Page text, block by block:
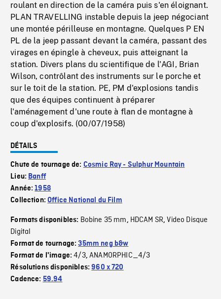
roulant en direction de la caméra puis s'en éloignant.
PLAN TRAVELLING instable depuis la jeep négociant
une montée périlleuse en montagne. Quelques P EN
PL de la jeep passant devant la caméra, passant des
virages en épingle à cheveux, puis atteignant la
station. Divers plans du scientifique de l'AGI, Brian
Wilson, contrôlant des instruments sur le porche et
sur le toit de la station. PE, PM d'explosions tandis
que des équipes continuent à préparer
l'aménagement d'une route à flan de montagne à
coup d'explosifs. (00/07/1958)
DÉTAILS
Chute de tournage de: Cosmic Ray - Sulphur Mountain
Lieu: Banff
Année:1958
Collection:Office National du Film
Formats disponibles: Bobine 35 mm, HDCAM SR,Video Disque
Digital
Format de tournage:35mm neg b&w
Format de l'image:4/3,ANAMORPHIC_4/3
Résolutions disponibles:960 x 720
Cadence: 59.94